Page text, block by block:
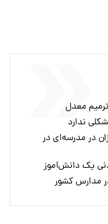
معدل
ندارد
در مدرسه‌ای در
یک دانش‌آموز
مدارس کشور